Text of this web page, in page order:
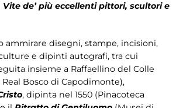
Vite de’ più eccellenti pittori, scultori e
ammirare disegni, stampe, incisioni,
e dipinti autografi, tra cui
insieme a Raffaellino del Colle
Real Bosco di Capodimonte),
, dipinta nel 1550 (Pinacoteca